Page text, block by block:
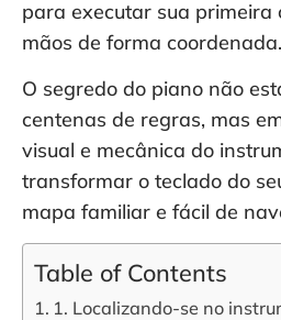
para executar sua primeira
mãos de forma coordenada.
O segredo do piano não
centenas de regras, mas
visual e mecânica do
transformar o teclado do
mapa familiar e fácil de
Table of Contents
1. Localizando-se no